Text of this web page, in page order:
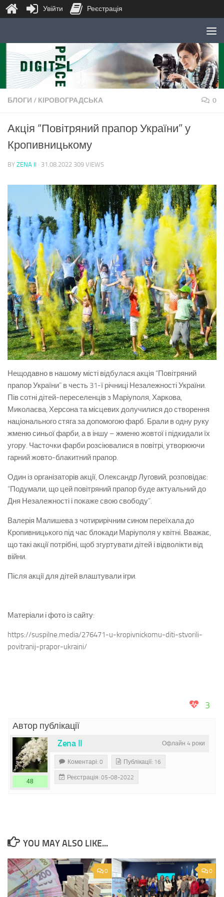
Skip to content
БЛОГИ / КІРОВОГРАДСЬКА 0
Акція “Повітряний прапор України” у
Кропивницькому
BY ZENA II · 31.08.2022 309 VIEWS
Нещодавно в нашому місті відбулася акція “Повітряний
прапор України” в честь 31-ї річниці Незалежності України.
Пів сотні дітей-переселенців з Маріуполя, Харкова,
Миколаєва, Херсона та місцевих долучилися до створення
національного стяга за допомогою фарб. Брали в одну руку
жменю синьої фарби, а в іншу – жменю жовтої і підкидали їх
угору. Часточки фарби розсіювалися в повітрі, утворюючи
гарний жовто-блакитний прапор.
Один із організаторів акції, Олександр Луговий, розповідає:
“Подумали, що цей повітряний прапор буде актуальний до
Дня Незалежності і покаже свою свободу”.
Валерія Малишева з чотирирічним сином переїхала до
Кропивницького під час блокади Маріуполя у квітні. Вважає,
що такі акції потрібні, щоб згуртувати дітей і відволікти від
війни.
Після акції для дітей влаштували ігри.
Матеріали і фото із сайту:
https://suspilne.media/276471-u-kropivnickomu-diti-stvorili-
povitranij-prapor-ukraini/
3
Автор публікації
Офлайн 4 роки
Zena II
48
Коментарі: 0 Публікації: 16
Реєстрація: 05-08-2022
YOU MAY ALSO LIKE...
0 0
Увійти Реєстрація